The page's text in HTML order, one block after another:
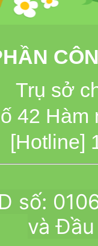
Trụ sở
42
[Hotline]
số:
và